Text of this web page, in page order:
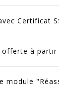
Certificat
à partir
module